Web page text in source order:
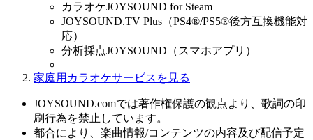
カラオケJOYSOUND for Steam
JOYSOUND.TV Plus（PS4®/PS5®後方互換機能対
応）
分析採点JOYSOUND（スマホアプリ）
家庭用カラオケサービスを見る
JOYSOUND.comでは著作権保護の観点より、歌詞の印
刷行為を禁止しています。
都合により、楽曲情報/コンテンツの内容及び配信予定